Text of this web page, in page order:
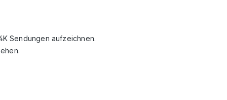
Sendungen aufzeichnen.